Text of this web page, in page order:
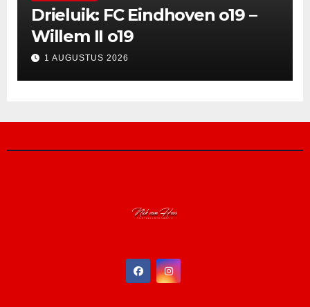
Drieluik: FC Eindhoven o19 –
Willem II o19
1 AUGUSTUS 2026